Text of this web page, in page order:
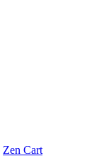
Zen Cart